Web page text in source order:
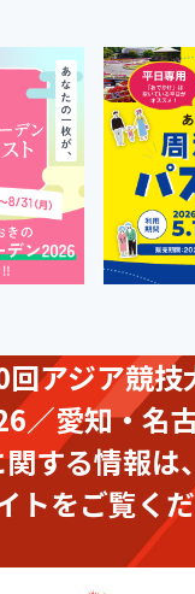
アジア競技
／愛知・名
する情報は
トをご覧く